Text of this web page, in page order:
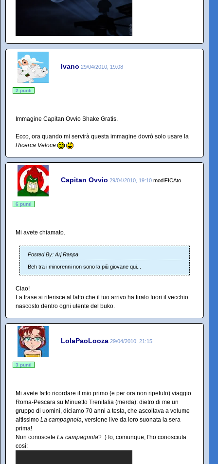
Ivano 29/04/2010, 19:08
2 punti
Immagine Capitan Ovvio Shake Gratis.
Ecco, ora quando mi servirà questa immagine dovrò solo usare la
Ricerca Veloce
Capitan Ovvio 29/04/2010, 19:10 modiFICAto
6 punti
Mi avete chiamato.
Posted By: Arj Ranpa
Beh tra i minorenni non sono la più giovane qui...
Ciao!
La frase si riferisce al fatto che il tuo arrivo ha tirato fuori il vecchio
nascosto dentro ogni utente del buko.
LolaPaoLooza 29/04/2010, 21:15
3 punti
Mi avete fatto ricordare il mio primo (e per ora non ripetuto) viaggio
Roma-Pescara su Minuetto Trenitalia (merda): dietro di me un
gruppo di uomini, diciamo 70 anni a testa, che ascoltava a volume
altissimo La campagnola, versione live da loro suonata la sera
prima!
Non conoscete La campagnola? :) Io, comunque, l'ho conosciuta
così: